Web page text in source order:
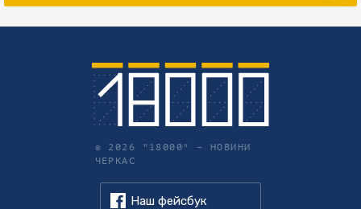
© 2026 "18000" – НОВИНИ
ЧЕРКАС
Наш фейсбук